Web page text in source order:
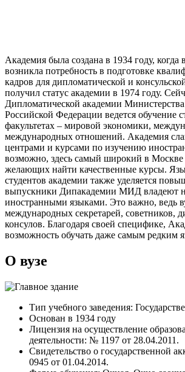
Академия была создана в 1934 году,
возникла потребность в подготовке
кадров для дипломатической и
получил статус академии в 1974 году.
Дипломатической академии
Российской Федерации ведется обучение
факультетах – мировой экономики,
международных отношений. Академия
центрами и курсами по изучению
возможно, здесь самый широкий в Москве
желающих найти качественные курсы.
студентов академии также уделяется
выпускники Дипакадемии МИД владеют
иностранными языками. Это важно, ведь
международных секретарей, советников,
консулов. Благодаря своей специфике,
возможность обучать даже самым редким
О вузе
Тип учебного заведения:
Основан в 1934 году
Лицензия на осуществление
деятельности: № 1197 от 28.04.2011.
Свидетельство о государственной
0945 от 01.04.2014.